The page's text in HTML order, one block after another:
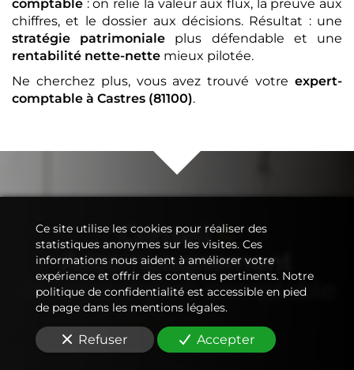
comptable : on relie la valeur aux flux, la preuve aux
chiffres, et le dossier aux décisions. Résultat : une
stratégie patrimoniale plus défendable et une
rentabilité nette-nette mieux pilotée.
Ne cherchez plus, vous avez trouvé votre expert-
comptable à Castres (81100).
Conseil&
Accompagnement
de votreexpert-comptable
Ce site utilise les cookies pour réaliser des
statistiques anonymes sur les visites. Ces
informations nous aident à améliorer votre
expérience et offrir des contenus pertinents. Notre
politique de confidentialité est accessible en pied
de page dans les mentions légales.
Refuser Accepter